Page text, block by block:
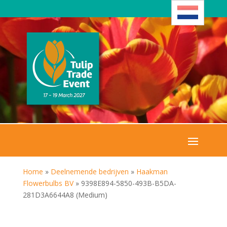
Home » Deelnemende bedrijven » Haakman
Flowerbulbs BV» 9398E894-5850-493B-B5DA-
281D3A6644A8 (Medium)